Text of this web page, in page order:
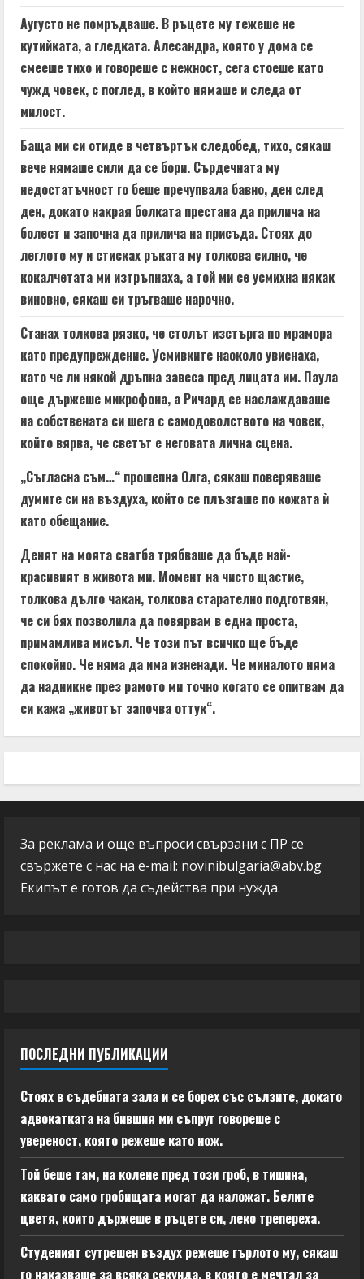
Аугусто не помръдваше. В ръцете му тежеше не
кутийката, а гледката. Алесандра, която у дома се
смееше тихо и говореше с нежност, сега стоеше като
чужд човек, с поглед, в който нямаше и следа от
милост.
Баща ми си отиде в четвъртък следобед, тихо, сякаш
вече нямаше сили да се бори. Сърдечната му
недостатъчност го беше пречупвала бавно, ден след
ден, докато накрая болката престана да прилича на
болест и започна да прилича на присъда. Стоях до
леглото му и стисках ръката му толкова силно, че
кокалчетата ми изтръпнаха, а той ми се усмихна някак
виновно, сякаш си тръгваше нарочно.
Станах толкова рязко, че столът изстърга по мрамора
като предупреждение. Усмивките наоколо увиснаха,
като че ли някой дръпна завеса пред лицата им. Паула
още държеше микрофона, а Ричард се наслаждаваше
на собствената си шега с самодоволството на човек,
който вярва, че светът е неговата лична сцена.
„Съгласна съм…“ прошепна Олга, сякаш поверяваше
думите си на въздуха, който се плъзгаше по кожата ѝ
като обещание.
Денят на моята сватба трябваше да бъде най-
красивият в живота ми. Момент на чисто щастие,
толкова дълго чакан, толкова старателно подготвян,
че си бях позволила да повярвам в една проста,
примамлива мисъл. Че този път всичко ще бъде
спокойно. Че няма да има изненади. Че миналото няма
да надникне през рамото ми точно когато се опитвам да
си кажа „животът започва оттук“.
За реклама и още въпроси свързани с ПР се
свържете с нас на e-mail: novinibulgaria@abv.bg
Екипът е готов да съдейства при нужда.
ПОСЛЕДНИ ПУБЛИКАЦИИ
Стоях в съдебната зала и се борех със сълзите, докато
адвокатката на бившия ми съпруг говореше с
увереност, която режеше като нож.
Той беше там, на колене пред този гроб, в тишина,
каквато само гробищата могат да наложат. Белите
цветя, които държеше в ръцете си, леко трепереха.
Студеният сутрешен въздух режеше гърлото му, сякаш
го наказваше за всяка секунда, в която е мечтал за